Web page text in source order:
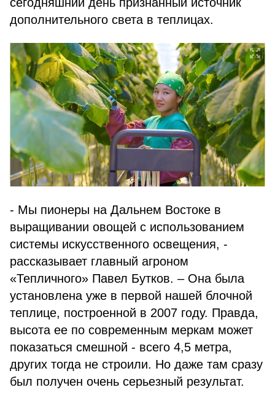
дополнительного света в теплицах.
- Мы пионеры на Дальнем Востоке в
выращивании овощей с использованием
системы искусственного освещения, -
рассказывает главный агроном
«Тепличного» Павел Бутков. – Она была
установлена уже в первой нашей блочной
теплице, построенной в 2007 году. Правда,
высота ее по современным меркам может
показаться смешной - всего 4,5 метра,
других тогда не строили. Но даже там сразу
был получен очень серьезный результат.